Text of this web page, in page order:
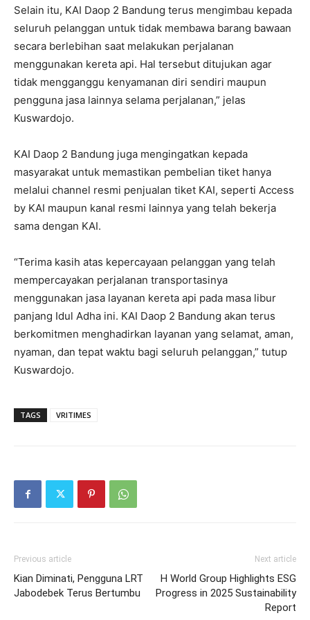
Selain itu, KAI Daop 2 Bandung terus mengimbau kepada
seluruh pelanggan untuk tidak membawa barang bawaan
secara berlebihan saat melakukan perjalanan
menggunakan kereta api. Hal tersebut ditujukan agar
tidak mengganggu kenyamanan diri sendiri maupun
pengguna jasa lainnya selama perjalanan,” jelas
Kuswardojo.
KAI Daop 2 Bandung juga mengingatkan kepada
masyarakat untuk memastikan pembelian tiket hanya
melalui channel resmi penjualan tiket KAI, seperti Access
by KAI maupun kanal resmi lainnya yang telah bekerja
sama dengan KAI.
“Terima kasih atas kepercayaan pelanggan yang telah
mempercayakan perjalanan transportasinya
menggunakan jasa layanan kereta api pada masa libur
panjang Idul Adha ini. KAI Daop 2 Bandung akan terus
berkomitmen menghadirkan layanan yang selamat, aman,
nyaman, dan tepat waktu bagi seluruh pelanggan,” tutup
Kuswardojo.
TAGS VRITIMES
Previous article
Kian Diminati, Pengguna LRT
Jabodebek Terus Bertumbu
Next article
H World Group Highlights ESG
Progress in 2025 Sustainability
Report